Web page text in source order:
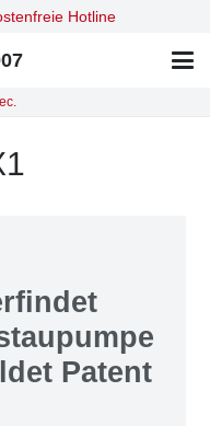
Hotline
Patent